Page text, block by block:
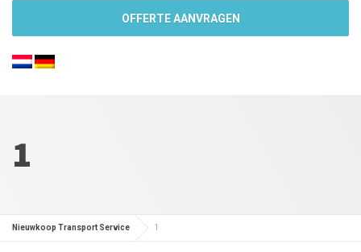
OFFERTE AANVRAGEN
1
Nieuwkoop Transport Service 1